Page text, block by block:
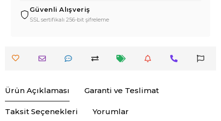
Güvenli Alışveriş
SSL sertifikalı 256-bit şifreleme
Ürün Açıklaması Garanti ve Teslimat
Taksit Seçenekleri Yorumlar